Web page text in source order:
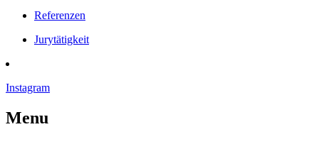
Referenzen
Jurytätigkeit
Instagram
Menu